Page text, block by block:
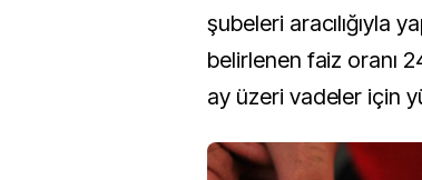
şubeleri aracılığıyla
belirlenen faiz oranı
ay üzeri vadeler için